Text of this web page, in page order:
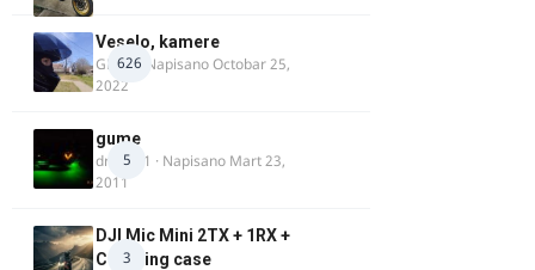
626
Veselo, kamere
GR 46· NapisanoOctobar 25,
2022
5
gume
dragan1 · Napisano Mart 23,
2011
3
DJI Mic Mini 2TX + 1RX +
Charging case